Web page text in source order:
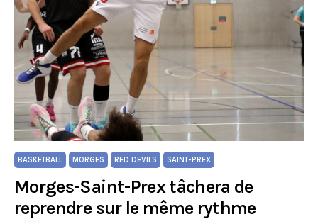
BASKETBALL MORGES RED DEVILS SAINT-PREX
Morges-Saint-Prex tâchera de
reprendre sur le même rythme